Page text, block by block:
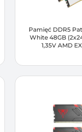
Pamięć DDR5
White 48GB
1,35V AMD